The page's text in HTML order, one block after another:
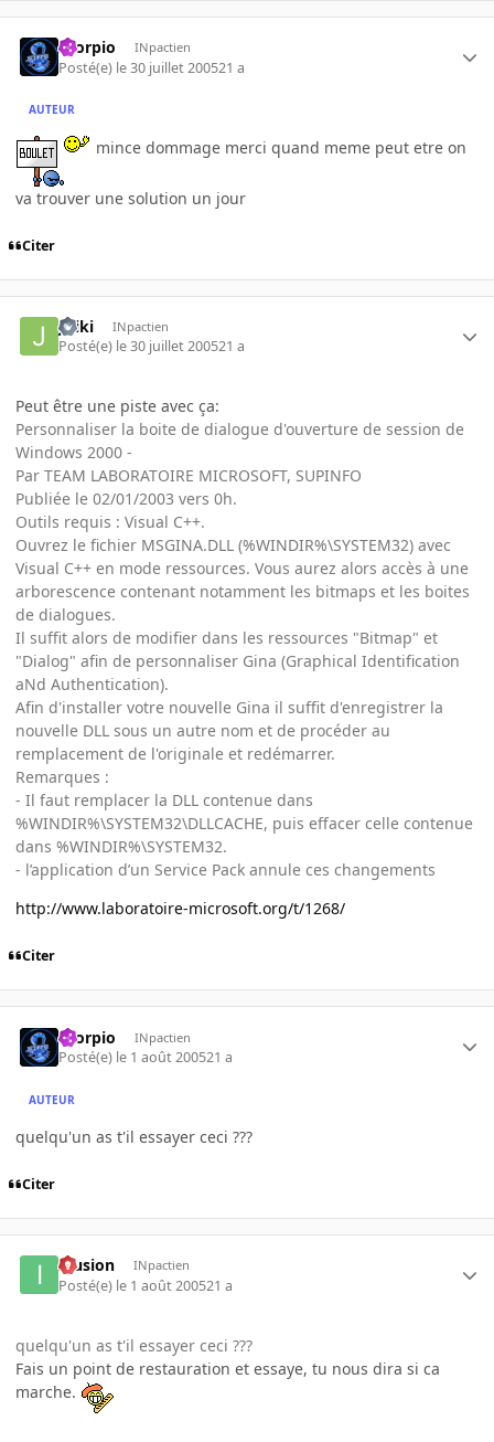
Scorpio INpactien
Posté(e) le 30 juillet 200521 a
AUTEUR
mince dommage merci quand meme peut etre on
va trouver une solution un jour
Citer
Jiriki INpactien
Posté(e) le 30 juillet 200521 a
Peut être une piste avec ça:
Personnaliser la boite de dialogue d'ouverture de session de
Windows 2000 -
Par TEAM LABORATOIRE MICROSOFT, SUPINFO
Publiée le 02/01/2003 vers 0h.
Outils requis : Visual C++.
Ouvrez le fichier MSGINA.DLL (%WINDIR%\SYSTEM32) avec
Visual C++ en mode ressources. Vous aurez alors accès à une
arborescence contenant notamment les bitmaps et les boites
de dialogues.
Il suffit alors de modifier dans les ressources "Bitmap" et
"Dialog" afin de personnaliser Gina (Graphical Identification
aNd Authentication).
Afin d'installer votre nouvelle Gina il suffit d'enregistrer la
nouvelle DLL sous un autre nom et de procéder au
remplacement de l'originale et redémarrer.
Remarques :
- Il faut remplacer la DLL contenue dans
%WINDIR%\SYSTEM32\DLLCACHE, puis effacer celle contenue
dans %WINDIR%\SYSTEM32.
- l’application d’un Service Pack annule ces changements
http://www.laboratoire-microsoft.org/t/1268/
Citer
Scorpio INpactien
Posté(e) le 1 août 200521 a
AUTEUR
quelqu'un as t'il essayer ceci ???
Citer
Illusion INpactien
Posté(e) le 1 août 200521 a
quelqu'un as t'il essayer ceci ???
Fais un point de restauration et essaye, tu nous dira si ca
marche.